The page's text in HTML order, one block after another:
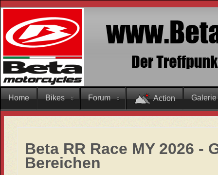
Home Bikes Forum Action Galerie
Beta RR Race MY 2026 -
Bereichen